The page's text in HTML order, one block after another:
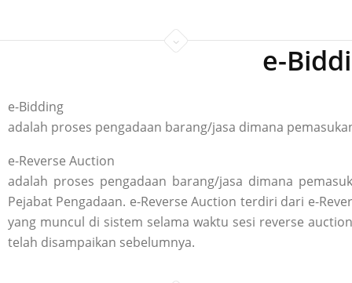
e-
e-Bidding
adalah proses pengadaan barang/jasa dimana
e-Reverse Auction
adalah proses pengadaan barang/jasa dimana
Pejabat Pengadaan. e-Reverse Auction terdiri dari e-
yang muncul di sistem selama waktu sesi reverse
telah disampaikan sebelumnya.